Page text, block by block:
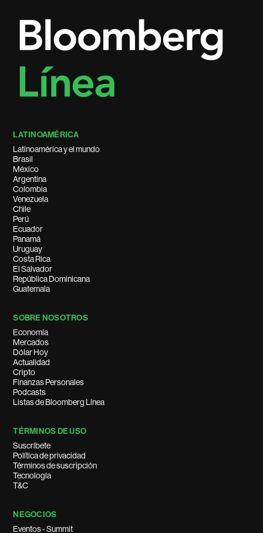
LATINOAMÉRICA
Latinoamérica y el mundo
Brasil
México
Argentina
Colombia
Venezuela
Chile
Perú
Ecuador
Panamá
Uruguay
Costa Rica
El Salvador
República Dominicana
Guatemala
SOBRE NOSOTROS
Economía
Mercados
Dólar Hoy
Actualidad
Cripto
Finanzas Personales
Podcasts
Listas de Bloomberg Línea
TÉRMINOS DE USO
Suscríbete
Política de privacidad
Términos de suscripción
Tecnología
T&C
NEGOCIOS
Eventos - Summit